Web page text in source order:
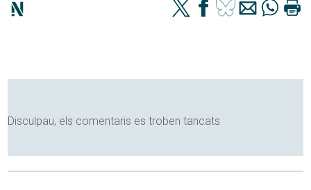
Disculpau, els comentaris es troben tancats